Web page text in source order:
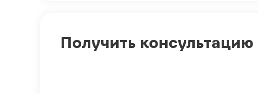
Получить консультацию